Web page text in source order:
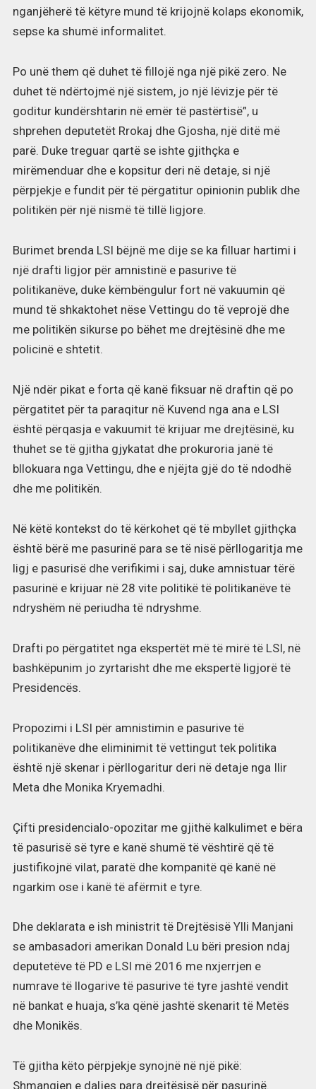
nganjëherë të këtyre mund të krijojnë kolaps ekonomik,
sepse ka shumë informalitet.
Po unë them që duhet të fillojë nga një pikë zero. Ne
duhet të ndërtojmë një sistem, jo një lëvizje për të
goditur kundërshtarin në emër të pastërtisë”, u
shprehen deputetët Rrokaj dhe Gjosha, një ditë më
parë. Duke treguar qartë se ishte gjithçka e
mirëmenduar dhe e kopsitur deri në detaje, si një
përpjekje e fundit për të përgatitur opinionin publik dhe
politikën për një nismë të tillë ligjore.
Burimet brenda LSI bëjnë me dije se ka filluar hartimi i
një drafti ligjor për amnistinë e pasurive të
politikanëve, duke këmbëngulur fort në vakuumin që
mund të shkaktohet nëse Vettingu do të veprojë dhe
me politikën sikurse po bëhet me drejtësinë dhe me
policinë e shtetit.
Një ndër pikat e forta që kanë fiksuar në draftin që po
përgatitet për ta paraqitur në Kuvend nga ana e LSI
është përqasja e vakuumit të krijuar me drejtësinë, ku
thuhet se të gjitha gjykatat dhe prokuroria janë të
bllokuara nga Vettingu, dhe e njëjta gjë do të ndodhë
dhe me politikën.
Në këtë kontekst do të kërkohet që të mbyllet gjithçka
është bërë me pasurinë para se të nisë përllogaritja me
ligj e pasurisë dhe verifikimi i saj, duke amnistuar tërë
pasurinë e krijuar në 28 vite politikë të politikanëve të
ndryshëm në periudha të ndryshme.
Drafti po përgatitet nga ekspertët më të mirë të LSI, në
bashkëpunim jo zyrtarisht dhe me ekspertë ligjorë të
Presidencës.
Propozimi i LSI për amnistimin e pasurive të
politikanëve dhe eliminimit të vettingut tek politika
është një skenar i përllogaritur deri në detaje nga Ilir
Meta dhe Monika Kryemadhi.
Çifti presidencialo-opozitar me gjithë kalkulimet e bëra
të pasurisë së tyre e kanë shumë të vështirë që të
justifikojnë vilat, paratë dhe kompanitë që kanë në
ngarkim ose i kanë të afërmit e tyre.
Dhe deklarata e ish ministrit të Drejtësisë Ylli Manjani
se ambasadori amerikan Donald Lu bëri presion ndaj
deputetëve të PD e LSI më 2016 me nxjerrjen e
numrave të llogarive të pasurive të tyre jashtë vendit
në bankat e huaja, s’ka qënë jashtë skenarit të Metës
dhe Monikës.
Të gjitha këto përpjekje synojnë në një pikë:
Shmangien e daljes para drejtësisë për pasurinë.